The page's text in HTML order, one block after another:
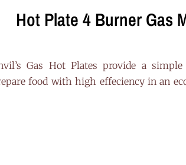
Hot Plate 4 Burner Gas
Gas Hot Plates provide a
food with high effeciency in an